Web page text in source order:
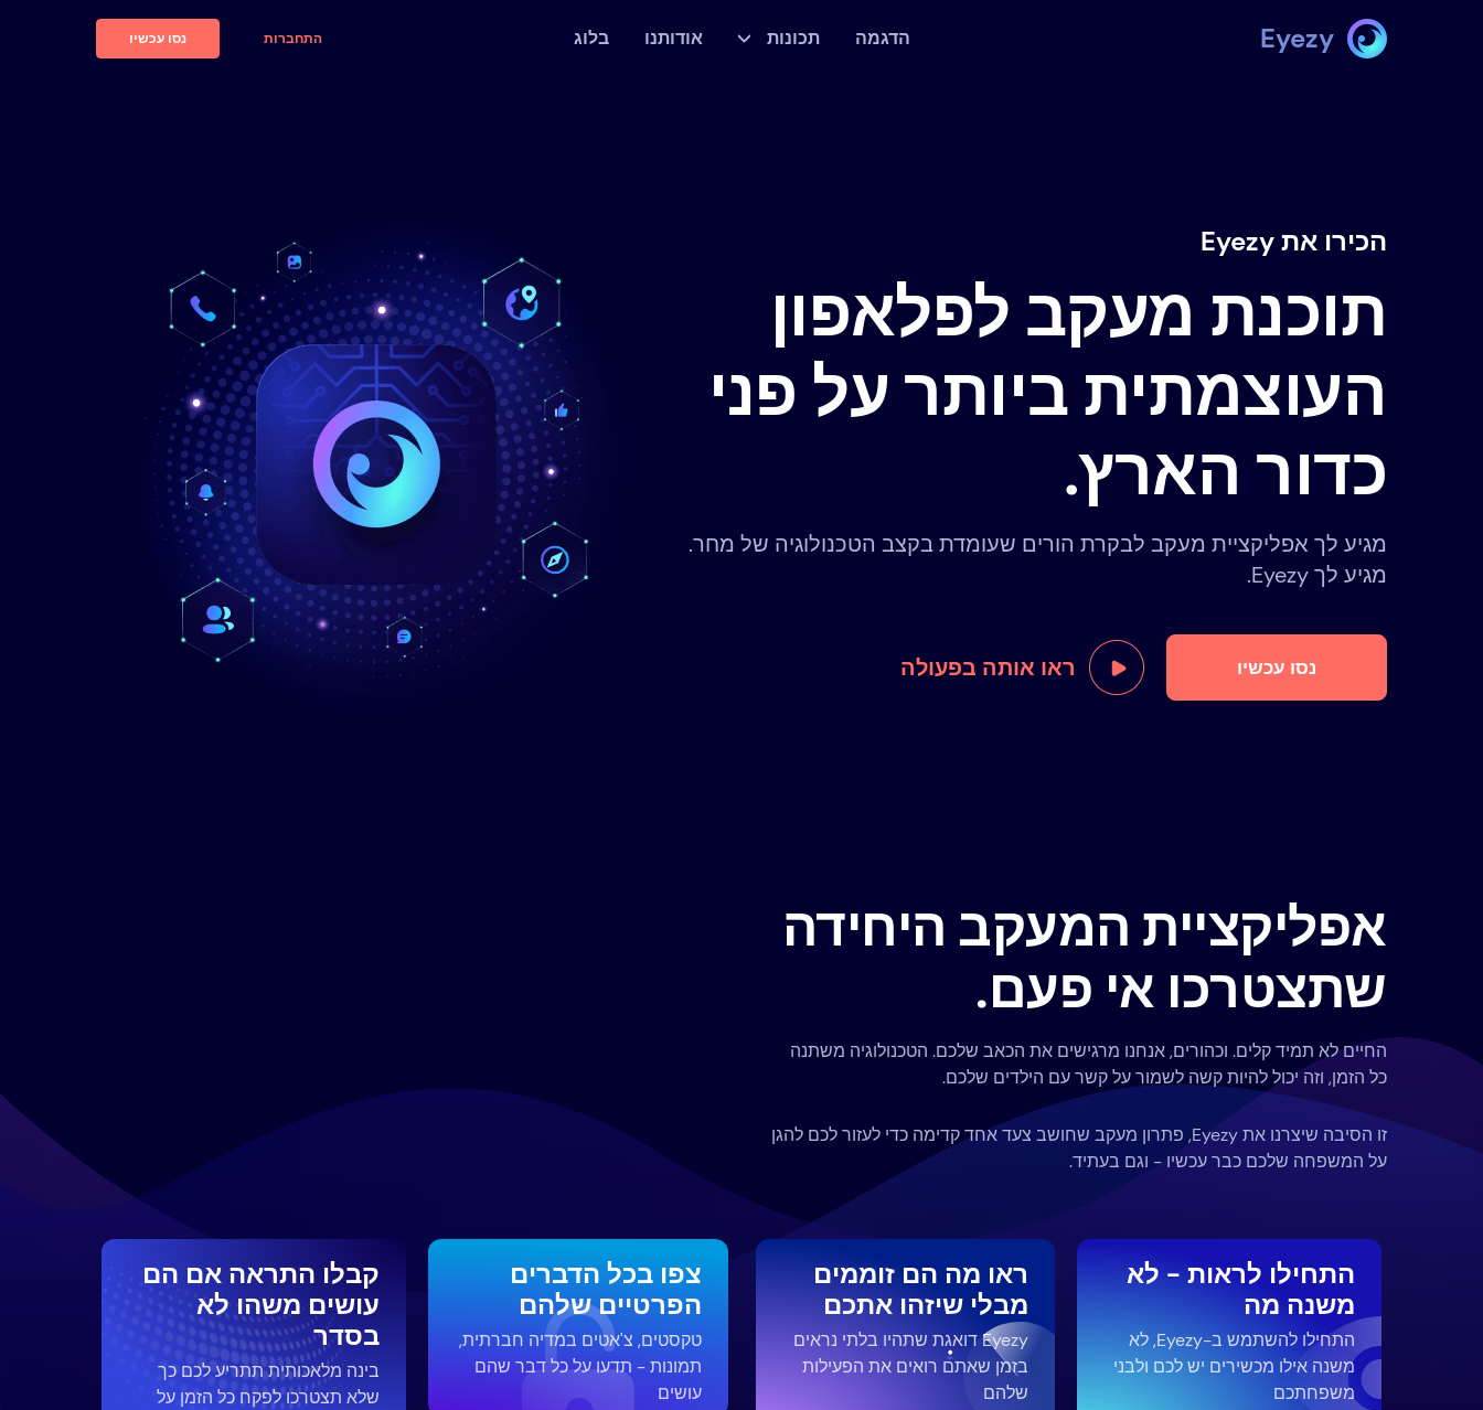
Eyezy הדגמה תכונות אודותנו בלוג התחברות נסו עכשיו
הכירו את Eyezy
תוכנת מעקב לפלאפון
העוצמתית ביותר על פני
כדור הארץ.
מגיע לך אפליקציית מעקב לבקרת הורים שעומדת בקצב הטכנולוגיה של מחר.
מגיע לך Eyezy.
נסו עכשיו ראו אותה בפעולה
אפליקציית המעקב היחידה
שתצטרכו אי פעם.
החיים לא תמיד קלים. וכהורים, אנחנו מרגישים את הכאב שלכם. הטכנולוגיה משתנה
כל הזמן, וזה יכול להיות קשה לשמור על קשר עם הילדים שלכם.
זו הסיבה שיצרנו את Eyezy, פתרון מעקב שחושב צעד אחד קדימה כדי לעזור לכם להגן
על המשפחה שלכם כבר עכשיו - וגם בעתיד.
התחילו לראות - לא
משנה מה
התחילו להשתמש ב-Eyezy, לא
משנה אילו מכשירים יש לכם ולבני
משפחתכם
ראו מה הם זוממים
מבלי שיזהו אתכם
Eyezy דואגת שתהיו בלתי נראים
בזמן שאתם רואים את הפעילות
שלהם
צפו בכל הדברים
הפרטיים שלהם
טקסטים, צ'אטים במדיה חברתית,
תמונות - תדעו על כל דבר שהם
עושים
קבלו התראה אם ​​הם
עושים משהו לא
בסדר
בינה מלאכותית תתריע לכם כך
שלא תצטרכו לפקח כל הזמן על